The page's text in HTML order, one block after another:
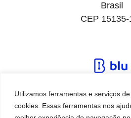
Utilizamos ferramentas e serviços
cookies. Essas ferramentas nos
Brasil
CEP 15135-